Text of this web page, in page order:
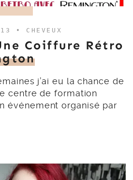
• CHEVEUX
Coiffure Rétro
j’ai eu la chance de
centre de formation
événement organisé par